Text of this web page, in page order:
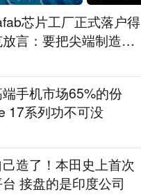
芯片工厂正式落户得
言：要把尖端制造带
手机市场65%的份
17系列功不可没
造了！本田史上首次
接盘的是印度公司